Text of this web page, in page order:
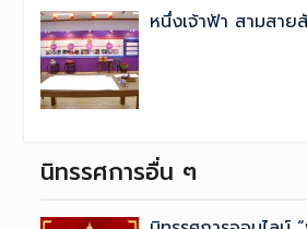
หนึ่งเจ้าฟ้า สามสาย
นิทรรศการอื่น ๆ